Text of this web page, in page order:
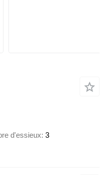
d'essieux 3